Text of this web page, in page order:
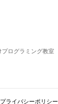
ログラミング教室
プライバシーポリシー